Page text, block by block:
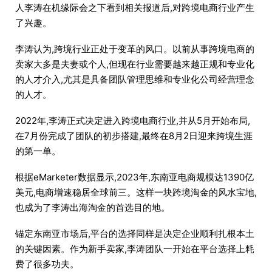
人李涛在机缘际会之下看到相关报道后,对跨境电商行业产生
了兴趣。
李涛认为,跨境行业正处于变革的风口。以前从事跨境电商的
卖家大多是夫妻或个人,但现在行业需要越来越正规和专业化
的人才介入,尤其是具备团队管理思维和专业化公司经营理念
的人才。
2022年,李涛正式决定进入跨境电商行业,并从5月开始布局,
在7月份完成了团队的初步搭建,最终在8月2日迎来跨境生涯
的第一单。
根据eMarketer数据显示,2023年,东南亚电商规模达1390亿
美元,电商增速稳居全球前三。这样一块跨境淘金的风水宝地,
也成为了李涛出海淘金的首选目的地。
锚定东南亚市场后,平台的选择同样是决定企业顺利扎根本土
的关键因素。作为新手卖家,李涛团队一开始在平台选择上耗
费了很多功夫。